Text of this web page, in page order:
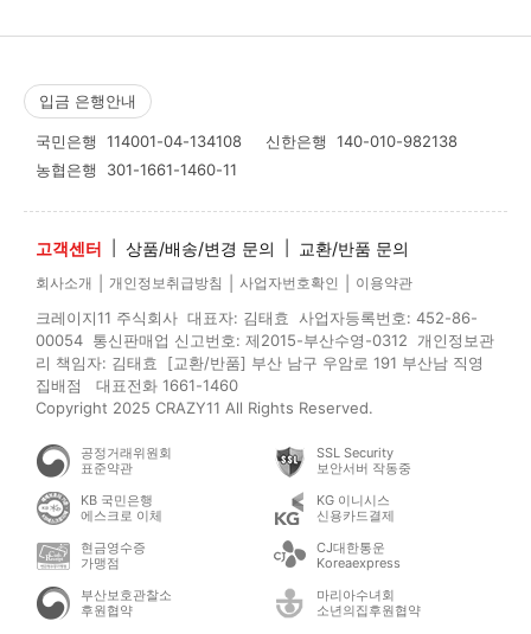
입금 은행안내
국민은행 114001-04-134108 신한은행 140-010-982138
농협은행 301-1661-1460-11
고객센터 상품/배송/변경 문의 교환/반품 문의
회사소개 개인정보취급방침 사업자번호확인 이용약관
크레이지11 주식회사 대표자: 김태효 사업자등록번호: 452-86-
00054 통신판매업 신고번호: 제2015-부산수영-0312 개인정보관
리 책임자: 김태효 [교환/반품] 부산 남구 우암로 191 부산남 직영
집배점 대표전화 1661-1460
Copyright 2025 CRAZY11 All Rights Reserved.
공정거래위원회
표준약관
SSL Security
보안서버 작동중
KB 국민은행
에스크로 이체
KG 이니시스
신용카드결제
현금영수증
가맹점
CJ대한통운
Koreaexpress
부산보호관찰소
후원협약
마리아수녀회
소년의집후원협약